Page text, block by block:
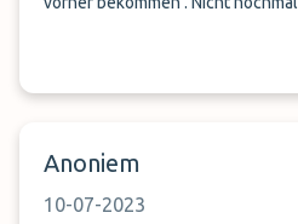
Anoniem
10-07-2023